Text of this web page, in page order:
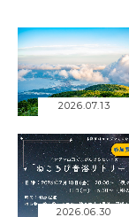
2026.07.13
2026.06.30